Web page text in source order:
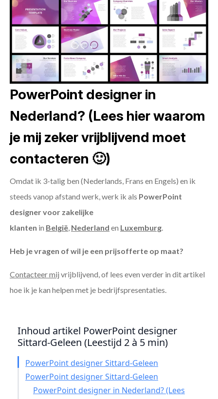
PowerPoint designer in
Nederland? (Lees hier waarom
je mij zeker vrijblijvend moet
contacteren 🙂)
Omdat ik 3-talig ben (Nederlands, Frans en Engels) en ik
steeds vanop afstand werk, werk ik als PowerPoint
designer voor zakelijke
klanten in België, Nederland en Luxemburg.
Heb je vragen of wil je een prijsofferte op maat?
Contacteer mij vrijblijvend, of lees even verder in dit artikel
hoe ik je kan helpen met je bedrijfspresentaties.
Inhoud artikel PowerPoint designer
Sittard-Geleen (Leestijd 2 à 5 min)
PowerPoint designer Sittard-Geleen
PowerPoint designer Sittard-Geleen
PowerPoint designer in Nederland? (Lees